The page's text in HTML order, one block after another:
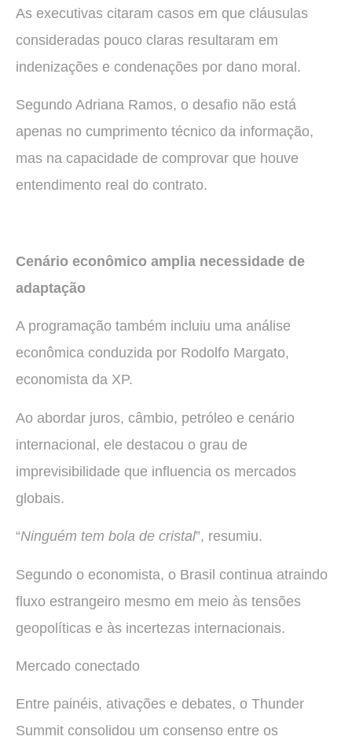
As executivas citaram casos em que cláusulas
consideradas pouco claras resultaram em
indenizações e condenações por dano moral.
Segundo Adriana Ramos, o desafio não está
apenas no cumprimento técnico da informação,
mas na capacidade de comprovar que houve
entendimento real do contrato.
Cenário econômico amplia necessidade de
adaptação
A programação também incluiu uma análise
econômica conduzida por Rodolfo Margato,
economista da XP.
Ao abordar juros, câmbio, petróleo e cenário
internacional, ele destacou o grau de
imprevisibilidade que influencia os mercados
globais.
“Ninguém tem bola de cristal”, resumiu.
Segundo o economista, o Brasil continua atraindo
fluxo estrangeiro mesmo em meio às tensões
geopolíticas e às incertezas internacionais.
Mercado conectado
Entre painéis, ativações e debates, o Thunder
Summit consolidou um consenso entre os